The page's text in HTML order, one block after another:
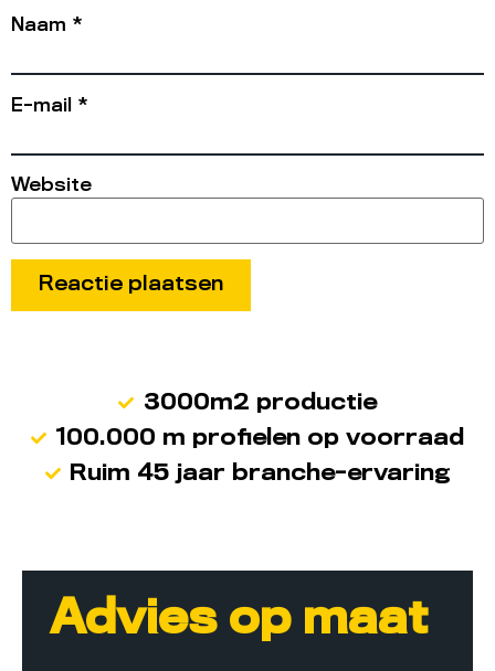
Naam *
E-mail *
Website
3000m2 productie
100.000 m profielen op voorraad
Ruim 45 jaar branche-ervaring
Advies op maat